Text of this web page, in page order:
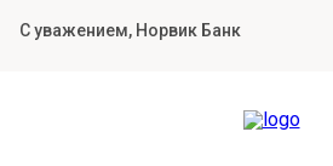
С уважением, Норвик Банк